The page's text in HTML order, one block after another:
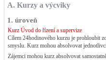
A. Kurzy a výcviky
1. úroveň
Kurz Úvod do řízení a supervize
Cílem 24hodinového kurzu je prohloubit
smyslu. Kurz mohou absolvovat
Zájemci mohou kurz absolvovat